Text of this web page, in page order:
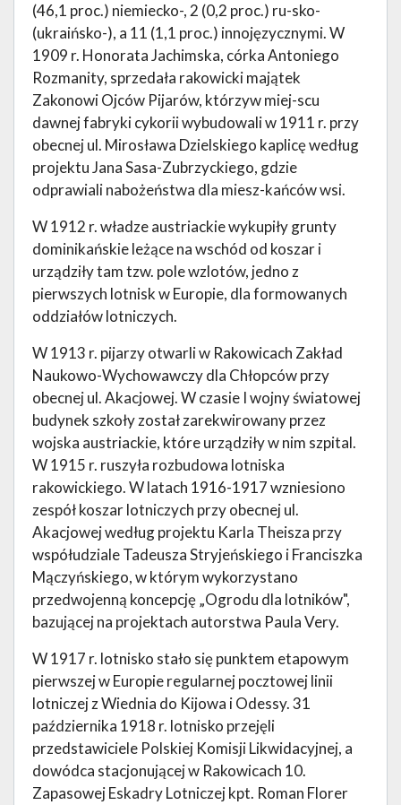
(46,1 proc.) niemiecko-, 2 (0,2 proc.) ru-sko-
(ukraińsko-), a 11 (1,1 proc.) innojęzycznymi. W
1909 r. Honorata Jachimska, córka Antoniego
Rozmanity, sprzedała rakowicki majątek
Zakonowi Ojców Pijarów, którzyw miej-scu
dawnej fabryki cykorii wybudowali w 1911 r. przy
obecnej ul. Mirosława Dzielskiego kaplicę według
projektu Jana Sasa-Zubrzyckiego, gdzie
odprawiali nabożeństwa dla miesz-kańców wsi.
W 1912 r. władze austriackie wykupiły grunty
dominikańskie leżące na wschód od koszar i
urządziły tam tzw. pole wzlotów, jedno z
pierwszych lotnisk w Europie, dla formowanych
oddziałów lotniczych.
W 1913 r. pijarzy otwarli w Rakowicach Zakład
Naukowo-Wychowawczy dla Chłopców przy
obecnej ul. Akacjowej. W czasie I wojny światowej
budynek szkoły został zarekwirowany przez
wojska austriackie, które urządziły w nim szpital.
W 1915 r. ruszyła rozbudowa lotniska
rakowickiego. W latach 1916-1917 wzniesiono
zespół koszar lotniczych przy obecnej ul.
Akacjowej według projektu Karla Theisza przy
współudziale Tadeusza Stryjeńskiego i Franciszka
Mączyńskiego, w którym wykorzystano
przedwojenną koncepcję „Ogrodu dla lotników",
bazującej na projektach autorstwa Paula Very.
W 1917 r. lotnisko stało się punktem etapowym
pierwszej w Europie regularnej pocztowej linii
lotniczej z Wiednia do Kijowa i Odessy. 31
października 1918 r. lotnisko przejęli
przedstawiciele Polskiej Komisji Likwidacyjnej, a
dowódca stacjonującej w Rakowicach 10.
Zapasowej Eskadry Lotniczej kpt. Roman Florer